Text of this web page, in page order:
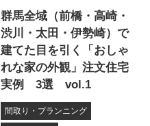
群馬全域（前橋・高崎・
渋川・太田・伊勢崎）で
建てた目を引く「おしゃ
れな家の外観」注文住宅
実例 3選 vol.1
間取り・プランニング